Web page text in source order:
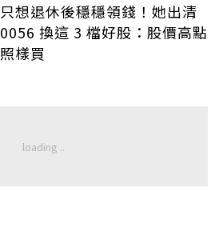
只想退休後穩穩領錢！她出清
0056 換這 3 檔好股：股價高點
照樣買